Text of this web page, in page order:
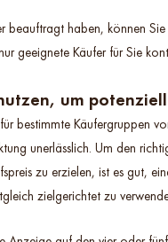
beauftragt haben, können
geeignete Käufer für Sie
um
bestimmte Käufergruppen
unerlässlich. Um den
zu erzielen, ist es gut,
zielgerichtet zu